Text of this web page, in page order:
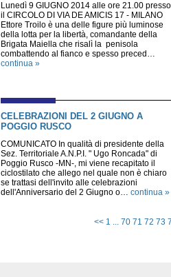
Lunedì 9 GIUGNO 2014 alle ore 21.00 presso
il CIRCOLO DI VIA DE AMICIS 17 - MILANO
Ettore Troilo è una delle figure più luminose
della lotta per la libertà, comandante della
Brigata Maiella che risalì la penisola
combattendo al fianco e spesso preced…
continua »
CELEBRAZIONI DEL 2 GIUGNO A
POGGIO RUSCO
COMUNICATO In qualità di presidente della
Sez. Territoriale A.N.P.I. " Ugo Roncada" di
Poggio Rusco -MN-, mi viene recapitato il
ciclostilato che allego nel quale non è chiaro
se trattasi dell'invito alle celebrazioni
dell'Anniversario del 2 Giugno o… continua »
<< 1 ... 70 71 72 73